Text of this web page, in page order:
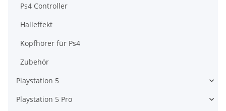
Ps4 Controller
Halleffekt
Kopfhörer für Ps4
Zubehör
Playstation 5
Playstation 5 Pro